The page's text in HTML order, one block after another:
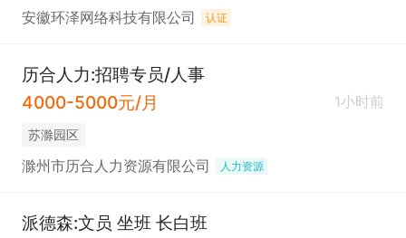
安徽环泽网络科技有限公司 认证
历合人力:招聘专员/人事
4000-5000元/月
1小时前
苏滁园区
滁州市历合人力资源有限公司 人力资源
派德森:文员 坐班 长白班